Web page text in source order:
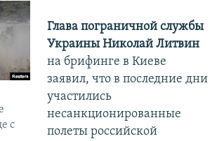
с
Глава пограничной службы
Украины Николай Литвин
на брифинге в Киеве
заявил, что в последние дни
участились
несанкционированные
полеты российской